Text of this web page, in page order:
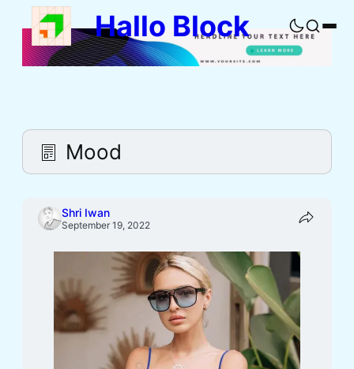
content
Hallo Block
Buka
Mood
Shri Iwan
September 19, 2022